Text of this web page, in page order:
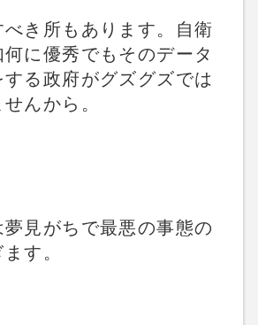
き所もあります。自衛
に優秀でもそのデータ
る政府がグズグズでは
んから。
見がちで最悪の事態の
す。